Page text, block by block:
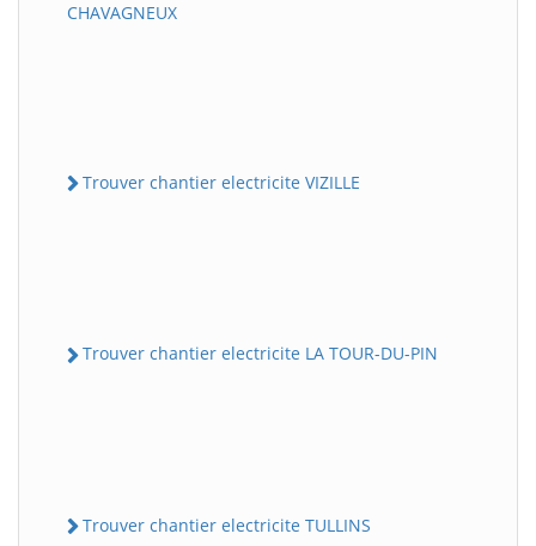
CHAVAGNEUX
Trouver chantier electricite VIZILLE
Trouver chantier electricite LA TOUR-DU-PIN
Trouver chantier electricite TULLINS